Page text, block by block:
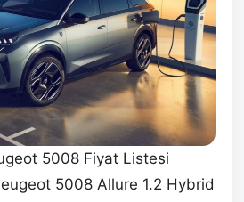
5008 Fiyat Listesi
5008 Allure 1.2 Hybrid